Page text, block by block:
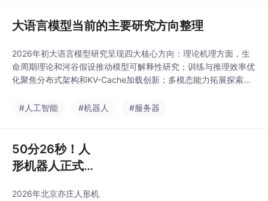
解决方案。文章还剖析
了工程实现中的传感器
键问题，并展望了语义
SLAM、神经辐射场等
未来发展方向。研
大语言模型当前的主要研究方向整理
2026年初大语言模型研究呈现四大核心方向：理论机理方面，生
命周期理论和河谷假设推动模型可解释性研究；训练与推理效率优
化聚焦分布式架构和KV-Cache加载创新；多模态能力拓展探索跨
体系统开发。研究趋势表明，大语言模型正从通用工具向专业领域
#人工智能 #机器人 #服务器
50分26秒！人
形机器人正式跑
2026年北京亦庄人形机